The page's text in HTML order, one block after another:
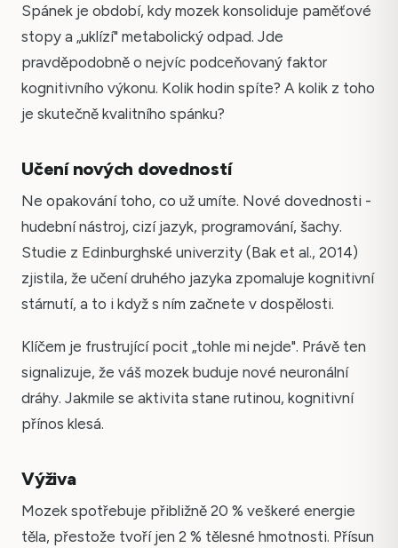
Spánek je období, kdy mozek konsoliduje paměťové
stopy a „uklízí" metabolický odpad. Jde
pravděpodobně o nejvíc podceňovaný faktor
kognitivního výkonu. Kolik hodin spíte? A kolik z toho
je skutečně kvalitního spánku?
Učení nových dovedností
Ne opakování toho, co už umíte. Nové dovednosti -
hudební nástroj, cizí jazyk, programování, šachy.
Studie z Edinburghské univerzity (Bak et al., 2014)
zjistila, že učení druhého jazyka zpomaluje kognitivní
stárnutí, a to i když s ním začnete v dospělosti.
Klíčem je frustrující pocit „tohle mi nejde". Právě ten
signalizuje, že váš mozek buduje nové neuronální
dráhy. Jakmile se aktivita stane rutinou, kognitivní
přínos klesá.
Výživa
Mozek spotřebuje přibližně 20 % veškeré energie
těla, přestože tvoří jen 2 % tělesné hmotnosti. Přísun